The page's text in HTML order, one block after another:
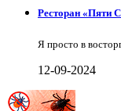
Ресторан «Пяти
Я просто в
12-09-2024